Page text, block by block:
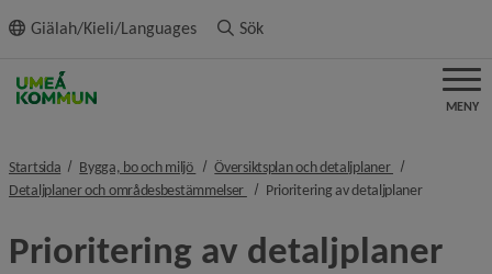
innehållet
Giälah/Kieli/Languages Sök
MENY
Startsida Bygga, bo och miljö nivå i brödsmulenavigeringen
Översiktsplan och detaljplaner nivå i
Detaljplaner och områdesbestämmelser nivå i brödsmulenavigeringen
Prioritering av detaljplanernivå i
Prioritering av detaljplaner